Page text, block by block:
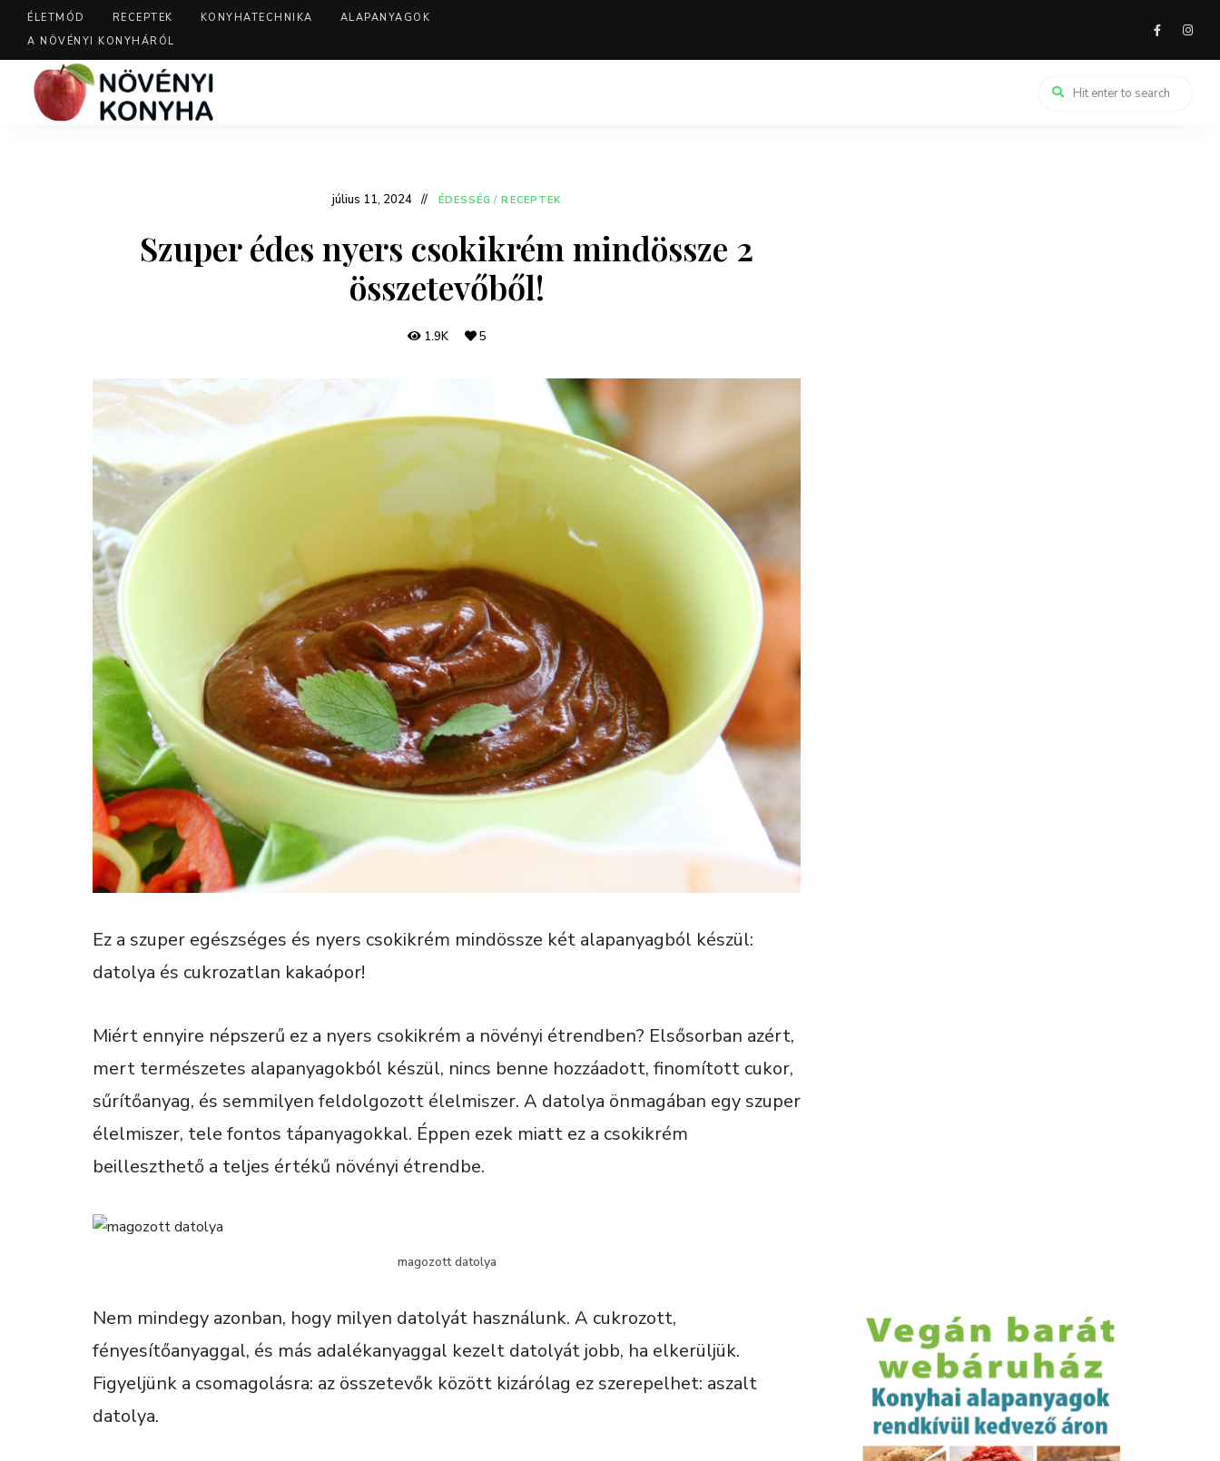
ÉLETMÓD RECEPTEK KONYHATECHNIKA
ALAPANYAGOK
A NÖVÉNYI KONYHÁRÓL
július 11, 2024 ÉDESSÉG / RECEPTEK
Szuper édes nyers csokikrém mindössze 2
összetevőből!
1.9K 5
Ez a szuper egészséges és nyers csokikrém mindössze két alapanyagból készül:
datolya és cukrozatlan kakaópor!
Miért ennyire népszerű ez a nyers csokikrém a növényi étrendben? Elsősorban azért,
mert természetes alapanyagokból készül, nincs benne hozzáadott, finomított cukor,
sűrítőanyag, és semmilyen feldolgozott élelmiszer. A datolya önmagában egy szuper
élelmiszer, tele fontos tápanyagokkal. Éppen ezek miatt ez a csokikrém
beilleszthető a teljes értékű növényi étrendbe.
magozott datolya
Nem mindegy azonban, hogy milyen datolyát használunk. A cukrozott,
fényesítőanyaggal, és más adalékanyaggal kezelt datolyát jobb, ha elkerüljük.
Figyeljünk a csomagolásra: az összetevők között kizárólag ez szerepelhet: aszalt
datolya.